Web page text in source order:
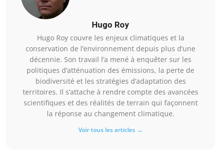
Hugo Roy
Hugo Roy couvre les enjeux climatiques et la
conservation de l’environnement depuis plus d’une
décennie. Son travail l’a mené à enquêter sur les
politiques d’atténuation des émissions, la perte de
biodiversité et les stratégies d’adaptation des
territoires. Il s’attache à rendre compte des avancées
scientifiques et des réalités de terrain qui façonnent
la réponse au changement climatique.
Voir tous les articles →